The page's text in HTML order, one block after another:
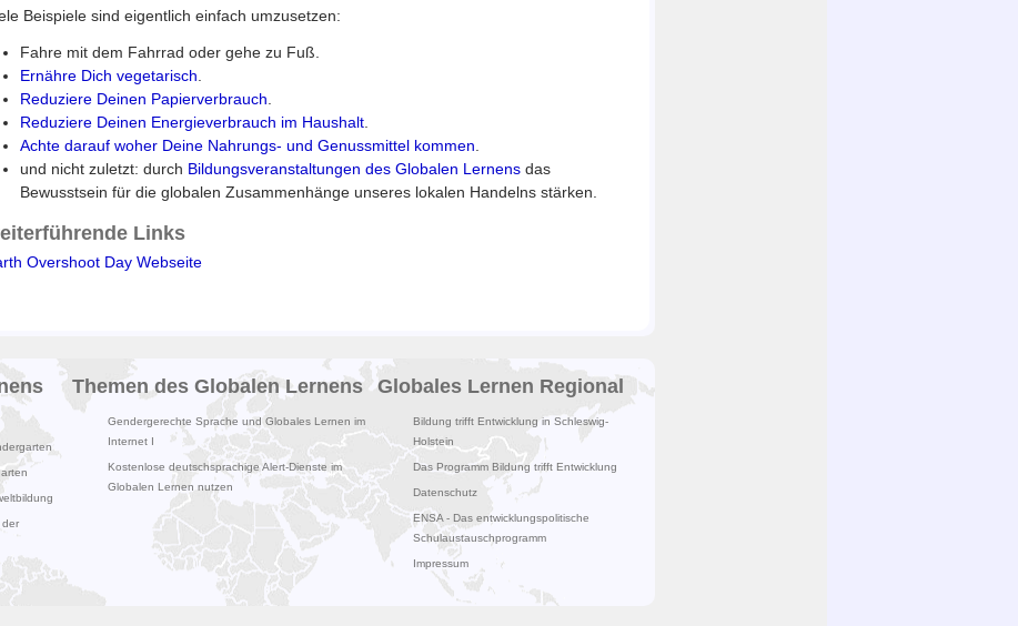
Beispiele sind eigentlich einfach umzusetzen:
Fahre mit dem Fahrrad oder gehe zu Fuß.
Ernähre Dich vegetarisch
Reduziere Deinen Papierverbrauch
Reduziere Deinen Energieverbrauch im Haushalt.
Achte darauf woher Deine Nahrungs- und Genussmittel kommen
und nicht zuletzt: durch Bildungsveranstaltungen des Globalen Lernensdas
Bewusstsein für die globalen Zusammenhänge unseres lokalen Handelns stärken.
Links
Overshoot Day Webseite
der
Themen des Globalen Lernens
Gendergerechte Sprache und Globales Lernen im
Internet I
Kostenlose deutschsprachige Alert-Dienste im
Globalen Lernen nutzen
Globales Lernen Regional
Bildung trifft Entwicklung in Schleswig-
Holstein
Das Programm Bildung trifft Entwicklung
Datenschutz
ENSA - Das entwicklungspolitische
Schulaustauschprogramm
Impressum